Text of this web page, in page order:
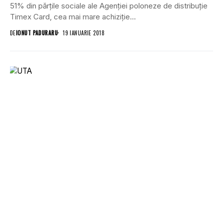
51% din părțile sociale ale Agenției poloneze de distribuție
Timex Card, cea mai mare achiziție...
DEIONUT PADURARU 19 IANUARIE 2018